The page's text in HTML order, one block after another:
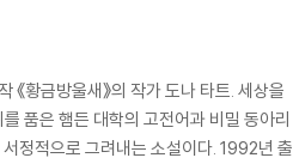
《황금방울새》의 작가 도나 타트. 세상을
품은 햄든 대학의 고전어과 비밀 동아리
정적으로 그려내는 소설이다. 1992년 출